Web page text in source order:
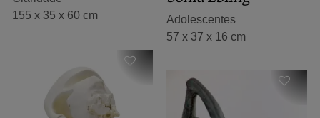
155 x 35 x 60 cm
Adolescentes
57 x 37 x 16 cm